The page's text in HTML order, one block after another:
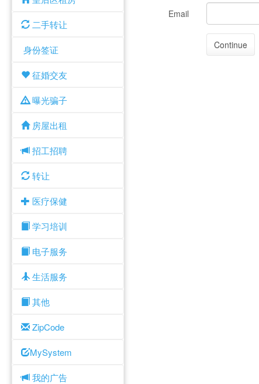
二手转让
身份签证
征婚交友
曝光骗子
房屋出租
招工招聘
转让
医疗保健
学习培训
电子服务
生活服务
其他
ZipCode
MySystem
我的广告
Email